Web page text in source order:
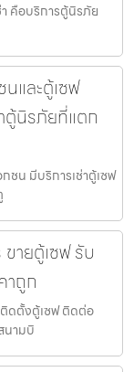
คือบริการตู้นิรภัย
และตู้เซฟ
ตู้นิรภัยที่แตก
ชน มีบริการเช่าตู้เซฟ
ายตู้เซฟ รับ
าถูก
ดตั้งตู้เซฟ ติดต่อ
นามบิ